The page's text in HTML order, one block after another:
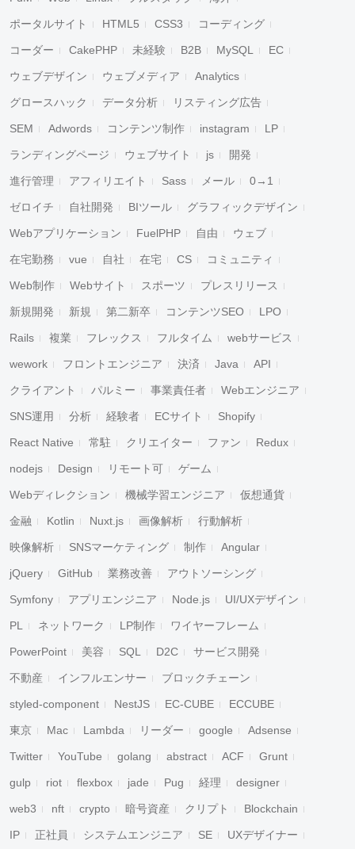
ポータルサイト HTML5 CSS3 コーディング
コーダー CakePHP 未経験 B2B MySQL EC
ウェブデザイン ウェブメディア Analytics
グロースハック データ分析 リスティング広告
SEM Adwords コンテンツ制作 instagram LP
ランディングページ ウェブサイト js 開発
進行管理 アフィリエイト Sass メール 0→1
ゼロイチ 自社開発 BIツール グラフィックデザイン
Webアプリケーション FuelPHP 自由 ウェブ
在宅勤務 vue 自社 在宅 CS コミュニティ
Web制作 Webサイト スポーツ プレスリリース
新規開発 新規 第二新卒 コンテンツSEO LPO
Rails 複業 フレックス フルタイム webサービス
wework フロントエンジニア 決済 Java API
クライアント パルミー 事業責任者 Webエンジニア
SNS運用 分析 経験者 ECサイト Shopify
React Native 常駐 クリエイター ファン Redux
nodejs Design リモート可 ゲーム
Webディレクション 機械学習エンジニア 仮想通貨
金融 Kotlin Nuxt.js 画像解析 行動解析
映像解析 SNSマーケティング 制作 Angular
jQuery GitHub 業務改善 アウトソーシング
Symfony アプリエンジニア Node.js UI/UXデザイン
PL ネットワーク LP制作 ワイヤーフレーム
PowerPoint 美容 SQL D2C サービス開発
不動産 インフルエンサー ブロックチェーン
styled-component NestJS EC-CUBE ECCUBE
東京 Mac Lambda リーダー google Adsense
Twitter YouTube golang abstract ACF Grunt
gulp riot flexbox jade Pug 経理 designer
web3 nft crypto 暗号資産 クリプト Blockchain
IP 正社員 システムエンジニア SE UXデザイナー